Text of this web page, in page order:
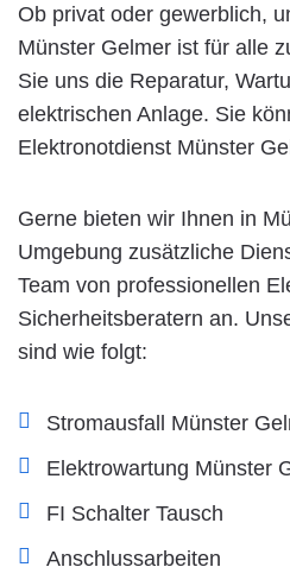
Ob privat oder gewerblich,
Münster Gelmer ist für alle
Sie uns die Reparatur,
elektrischen Anlage. Sie
Elektronotdienst Münster
Gerne bieten wir Ihnen in
Umgebung zusätzliche
Team von professionellen
Sicherheitsberatern an.
sind wie folgt:
Stromausfall Münster
Elektrowartung Münster
FI Schalter Tausch
Anschlussarbeiten